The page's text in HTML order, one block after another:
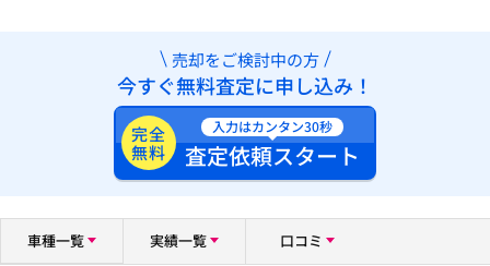
売却をご検討中の方
今すぐ無料査定に申し込み！
完全
無料
入力はカンタン30秒
査定依頼スタート
車種一覧 実績一覧 口コミ